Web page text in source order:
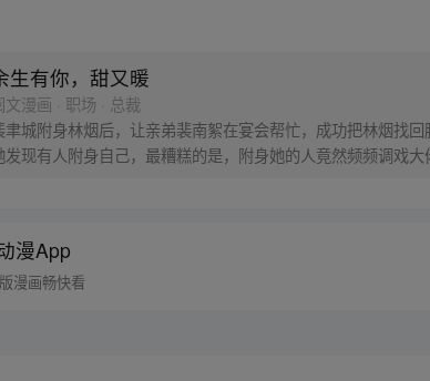
生有你，甜又暖
文漫画 · 职场 · 总裁
聿城附身林烟后，让亲弟裴南絮在宴会帮忙，成功把林烟找
发现有人附身自己，最糟糕的是，附身她的人竟然频频调戏
漫App
漫画畅快看